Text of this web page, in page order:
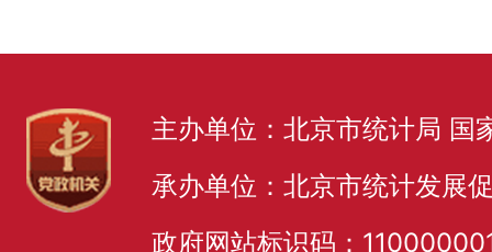
主办单位：北京市统计局 国
承办单位：北京市统计发展
政府网站标识码：